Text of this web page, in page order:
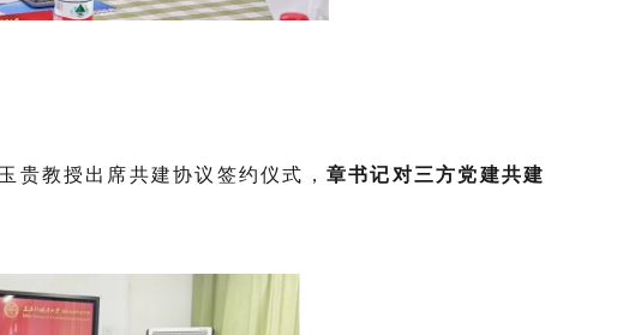
教授出席共建协议签约仪式， 章书记对三方党建共建